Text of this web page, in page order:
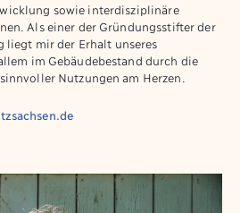
sowie interdisziplinäre
Als einer der Gründungsstifter der
liegt mir der Erhalt unseres
im Gebäudebestand durch die
Nutzungen am Herzen.